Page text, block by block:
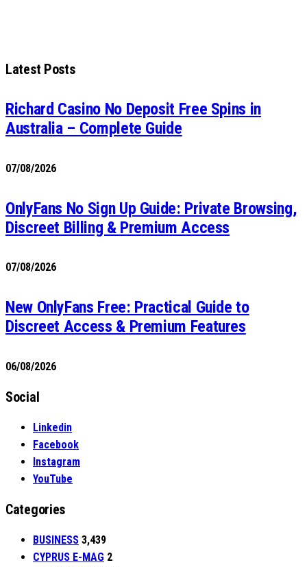
Latest Posts
Richard Casino No Deposit Free Spins in
Australia – Complete Guide
07/08/2026
OnlyFans No Sign Up Guide: Private Browsing,
Discreet Billing & Premium Access
07/08/2026
New OnlyFans Free: Practical Guide to
Discreet Access & Premium Features
06/08/2026
Social
Linkedin
Facebook
Instagram
YouTube
Categories
BUSINESS 3,439
CYPRUS E-MAG 2